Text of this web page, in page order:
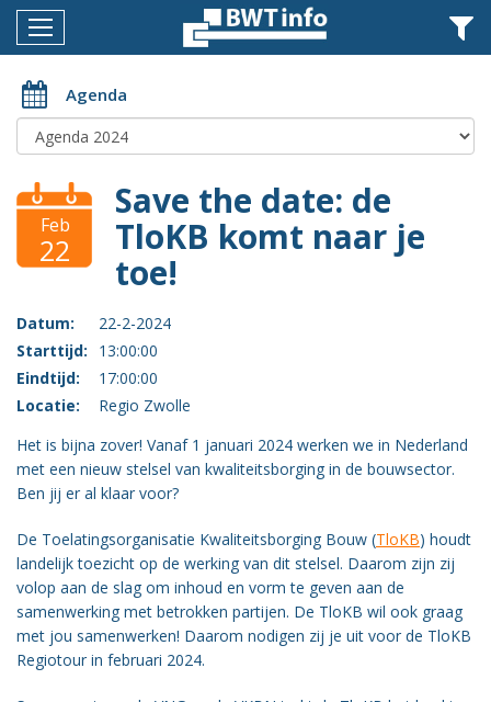
Menu
Home
Nieuws
Documenten
Dossiers
Opleidingen
Over
BMK
Vereniging
BWT
Contact
Agenda
Feb
22
Save the date: de
TloKB komt naar je
toe!
Datum:
22-2-2024
Starttijd:
13:00:00
Eindtijd:
17:00:00
Locatie:
Regio Zwolle
Het is bijna zover! Vanaf 1 januari 2024 werken we in Nederland
met een nieuw stelsel van kwaliteitsborging in de bouwsector.
Ben jij er al klaar voor?
De Toelatingsorganisatie Kwaliteitsborging Bouw (TloKB) houdt
landelijk toezicht op de werking van dit stelsel. Daarom zijn zij
volop aan de slag om inhoud en vorm te geven aan de
samenwerking met betrokken partijen. De TloKB wil ook graag
met jou samenwerken! Daarom nodigen zij je uit voor de TloKB
Regiotour in februari 2024.